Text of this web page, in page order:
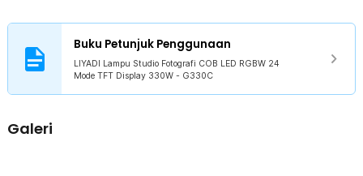
1 x Panduan Penggunaan
Buku Petunjuk Penggunaan
LIYADI Lampu Studio Fotografi COB LED RGBW 24
Mode TFT Display 330W - G330C
Galeri